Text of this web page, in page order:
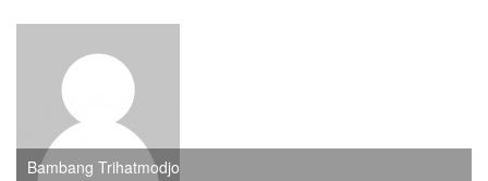
Bambang Trihatmodjo